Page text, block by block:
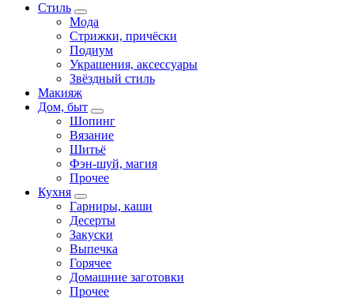
Стиль
Мода
Стрижки, причёски
Подиум
Украшения, аксессуары
Звёздный стиль
Макияж
Дом, быт
Шопинг
Вязание
Шитьё
Фэн-шуй, магия
Прочее
Кухня
Гарниры, каши
Десерты
Закуски
Выпечка
Горячее
Домашние заготовки
Прочее